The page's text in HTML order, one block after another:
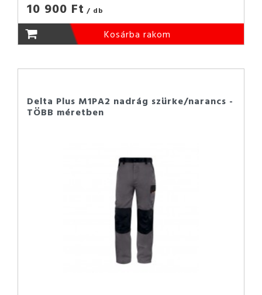
10 900 Ft / db
Kosárba rakom
Delta Plus M1PA2 nadrág szürke/narancs -
TÖBB méretben